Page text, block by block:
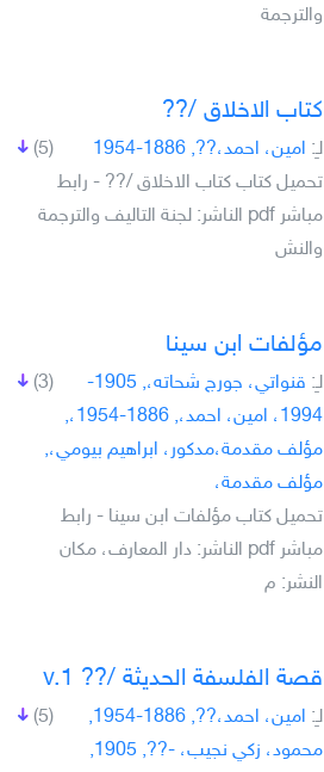
والترجمة
كتاب الاخلاق /??
(5) لـِ: امين، احمد،??, 1886-1954
تحميل كتاب كتاب الاخلاق /?? - رابط
مباشر pdf الناشر: لجنة التاليف والترجمة
والنش
مؤلفات ابن سينا
(3) لـِ:
قنواتي، جورج شحاته،, 1905-
1994، امين، احمد،, 1886-1954،,
مؤلف مقدمة،مدكور، ابراهيم بيومي،,
مؤلف مقدمة،
تحميل كتاب مؤلفات ابن سينا - رابط
مباشر pdf الناشر: دار المعارف، مكان
النشر: م
قصة الفلسفة الحديثة /?? v.1
(5) لـِ:
امين، احمد،??, 1886-1954,
محمود، زكي نجيب، -??, 1905,